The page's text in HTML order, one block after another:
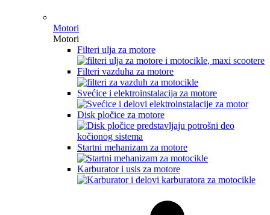
Motori
Motori
Filteri ulja za motore
Filteri vazduha za motore
Svećice i elektroinstalacija za motore
Disk pločice za motore
Startni mehanizam za motore
Karburator i usis za motore